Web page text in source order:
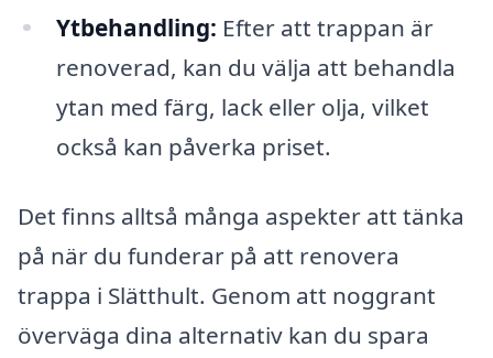
Ytbehandling: Efter att trappan är
renoverad, kan du välja att behandla
ytan med färg, lack eller olja, vilket
också kan påverka priset.
Det finns alltså många aspekter att tänka
på när du funderar på att renovera
trappa i Slätthult. Genom att noggrant
överväga dina alternativ kan du spara